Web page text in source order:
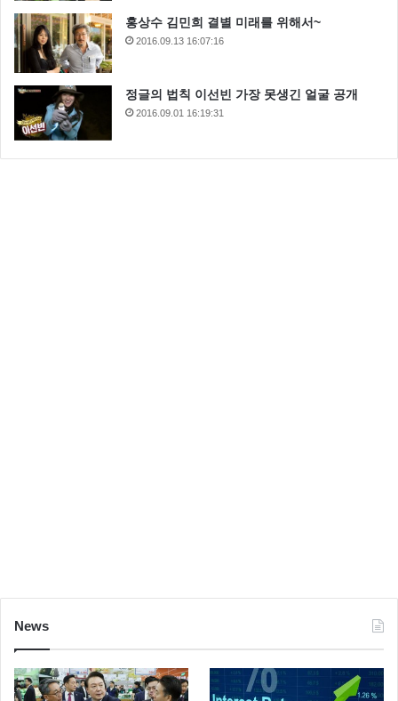
홍상수 김민희 결별 미래를 위해서~
2016.09.13 16:07:16
정글의 법칙 이선빈 가장 못생긴 얼굴 공개
2016.09.01 16:19:31
News